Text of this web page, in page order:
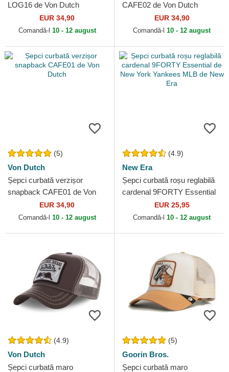
LOG16 de Von Dutch
EUR 34,90
Comandă-l 10 - 12 august
CAFE02 de Von Dutch
EUR 34,90
Comandă-l 10 - 12 august
(5)
Von Dutch
Șepci curbată verzișor
snapback CAFE01 de Von
EUR 34,90
Comandă-l 10 - 12 august
(4.9)
New Era
Șepci curbată roșu reglabilă
cardenal 9FORTY Essential
de New York Yankees MLB
de New Era
EUR 25,95
Comandă-l 10 - 12 august
(4.9)
Von Dutch
Șepci curbată maro
(5)
Goorin Bros.
Șepci curbată maro